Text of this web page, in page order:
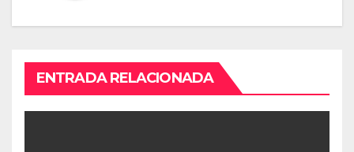
ENTRADA RELACIONADA